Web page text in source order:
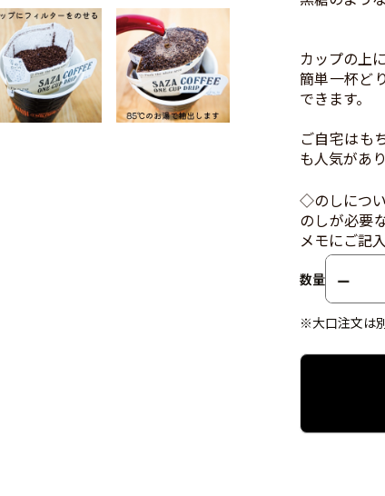
カップの上
簡単一杯ど
できます。
ご自宅はも
も人気があり
◇のしにつ
のしが必要
メモにご記
数量
※大口注文は